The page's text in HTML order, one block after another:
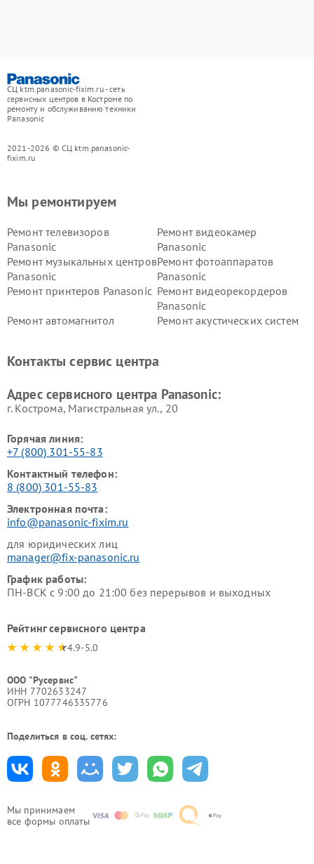
СЦ ktm.panasonic-fixim.ru - сеть
сервисных центров в Костроме по
ремонту и обслуживанию техники
Panasonic
2021-2026 © СЦ ktm.panasonic-
fixim.ru
Мы принимаем
все формы оплаты
Мы ремонтируем
Ремонт телевизоров
Panasonic
Ремонт видеокамер
Panasonic
Ремонт музыкальных центров
Panasonic
Ремонт фотоаппаратов
Panasonic
Ремонт принтеров Panasonic Ремонт видеорекордеров
Panasonic
Ремонт автомагнитол
Ремонт акустических систем
панелей Panasonic
Контакты сервис центра
Адрес сервисного центра Panasonic:
г. Кострома, Магистральная ул., 20
Горячая линия:
+7 (800) 301-55-83
Контактный телефон:
8 (800) 301-55-83
Электронная почта:
info@panasonic-fixim.ru
для юридических лиц
manager@fix-panasonic.ru
График работы:
ПН-ВСК с 9:00 до 21:00 без перерывов и выходных
Рейтинг сервисного центра
4.9-5.0
ООО "Русервис"
ИНН 7702633247
ОГРН 1077746335776
Поделиться в соц. сетях: